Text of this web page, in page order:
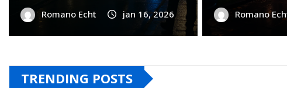
Romano Echt jan 16, 2026 Romano
TRENDING POSTS